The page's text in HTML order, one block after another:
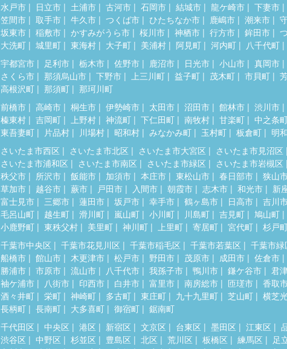
水戸市 日立市 土浦市 古河市 石岡市 結城市 龍ケ崎市
下妻市
笠間市
取手市 牛久市 つくば市 ひたちなか市 鹿嶋市 潮来市
坂東市
稲敷市 かすみがうら市 桜川市 神栖市 行方市 鉾田市
大洗町
城里町 東海村 大子町 美浦村 阿見町 河内町 八千代町
宇都宮市 足利市 栃木市 佐野市 鹿沼市 日光市 小山市
真岡市
さくら市
那須烏山市 下野市 上三川町 益子町 茂木町 市貝町
高根沢町
那須町 那珂川町
前橋市 高崎市 桐生市 伊勢崎市 太田市 沼田市 館林市
渋川市
榛東村
吉岡町 上野村 神流町 下仁田町 南牧村 甘楽町
中之条
東吾妻町
片品村 川場村 昭和村 みなかみ町 玉村町 板倉町 明
さいたま市西区 さいたま市北区 さいたま市大宮区
さいたま市見沼区
さいたま市浦和区
さいたま市南区 さいたま市緑区
さいたま市岩槻区
秩父市
所沢市 飯能市 加須市 本庄市 東松山市 春日部市
狭山
草加市
越谷市 蕨市 戸田市 入間市 朝霞市 志木市 和光市
新
富士見市
三郷市 蓮田市 坂戸市 幸手市 鶴ヶ島市 日高市
吉川
毛呂山町
越生町 滑川町 嵐山町 小川町 川島町 吉見町
鳩山町
小鹿野町
東秩父村 美里町 神川町 上里町 寄居町 宮代町 杉戸
千葉市中央区 千葉市花見川区 千葉市稲毛区 千葉市若葉区
千葉市緑
船橋市
館山市 木更津市 松戸市 野田市 茂原市 成田市
佐倉市
勝浦市
市原市 流山市 八千代市 我孫子市 鴨川市 鎌ケ谷市
君
袖ケ浦市
八街市 印西市 白井市 富里市 南房総市 匝瑳市
香取
酒々井町
栄町 神崎町 多古町 東庄町 九十九里町 芝山町
横芝
長柄町
長南町 大多喜町 御宿町
鋸南町
千代田区
中央区 港区 新宿区 文京区 台東区 墨田区 江東区
渋谷区
中野区 杉並区 豊島区 北区 荒川区 板橋区 練馬区
足